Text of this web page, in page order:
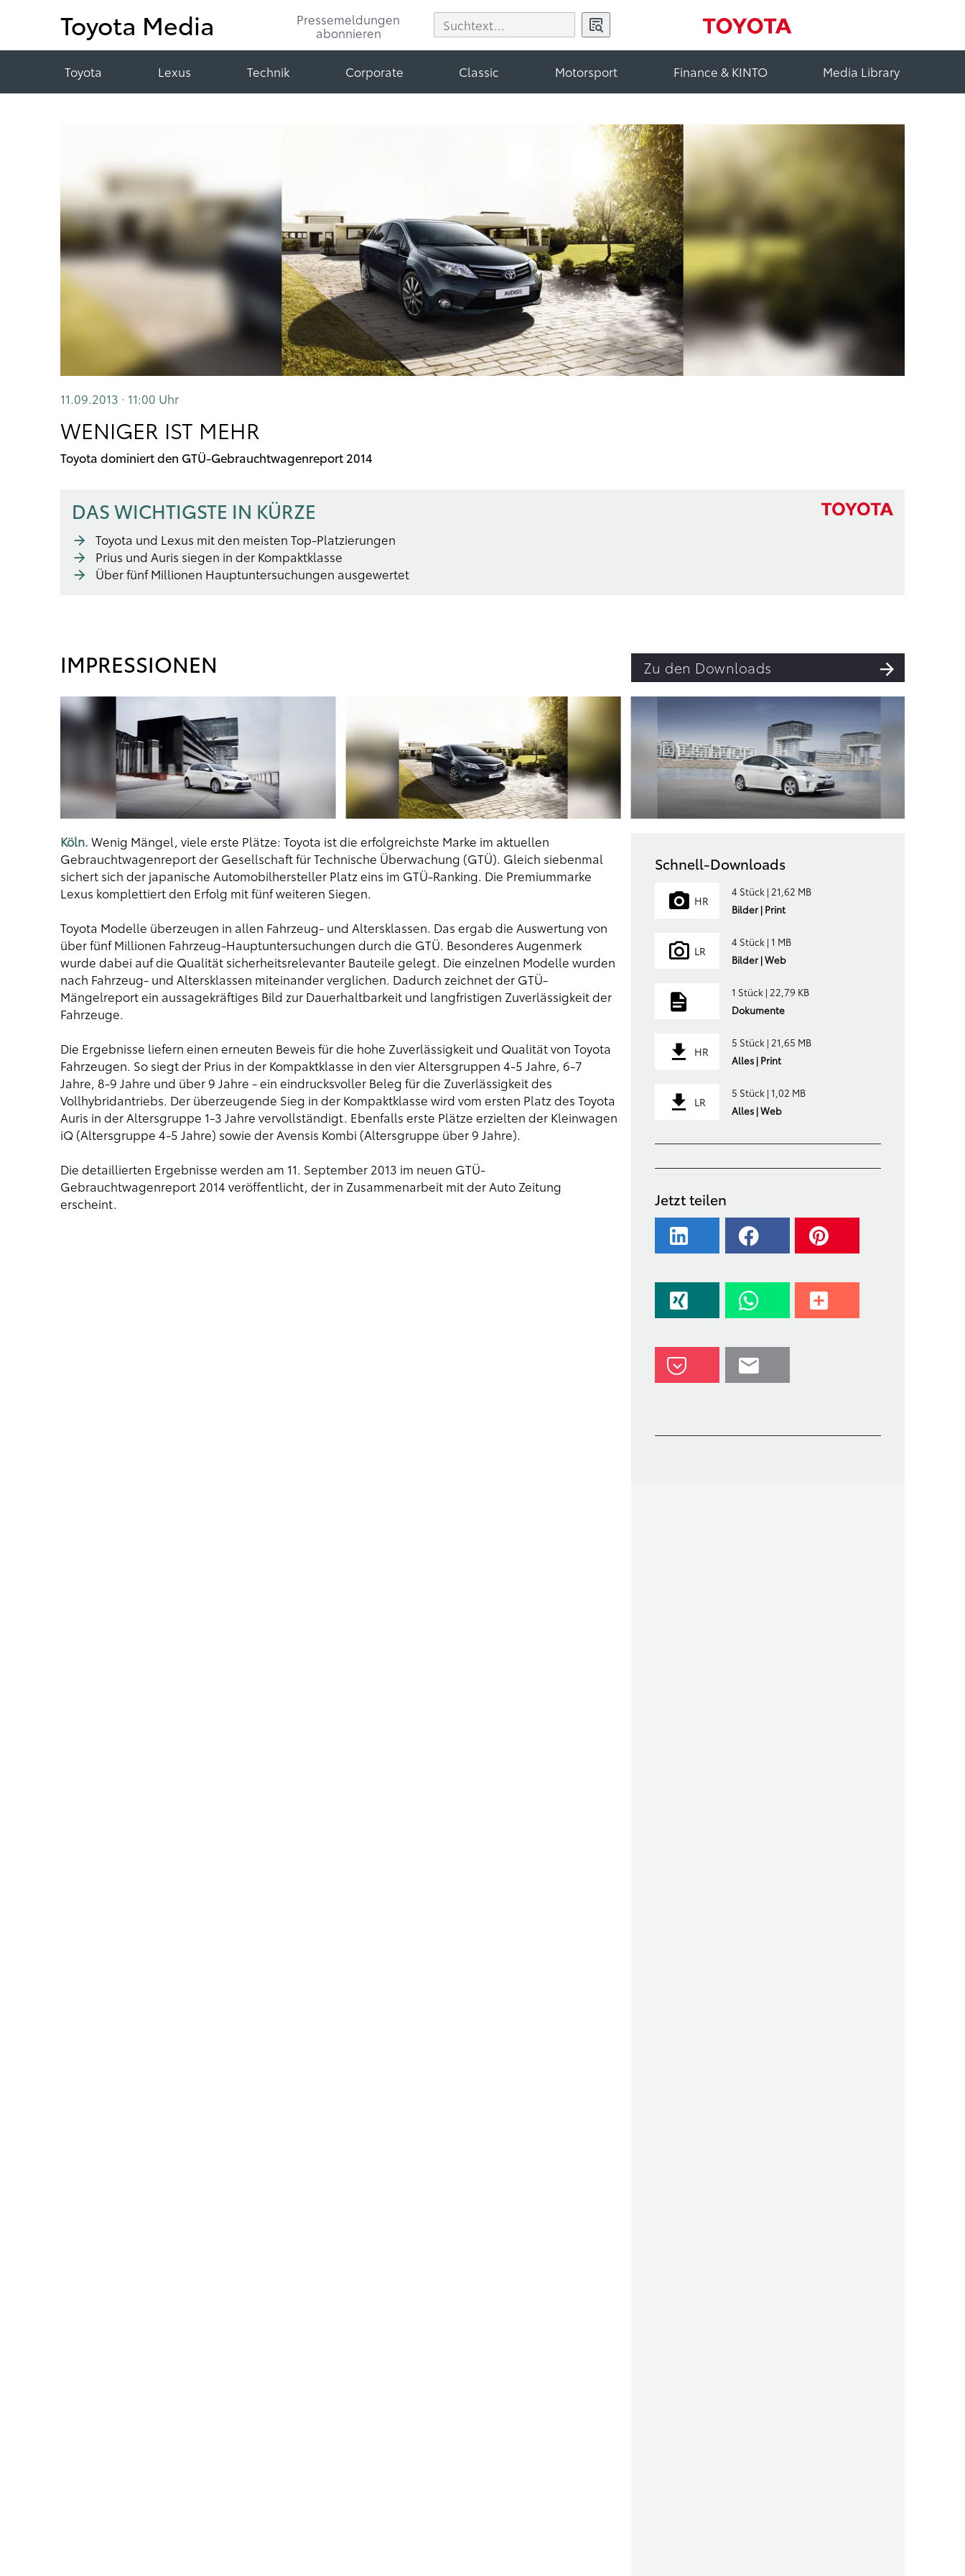
Toyota Media
Pressemeldungen
abonnieren
Toyota Lexus Technik Corporate Classic Motorsport Finance & KINTO Media Library
11.09.2013 · 11:00 Uhr
WENIGER IST MEHR
Toyota dominiert den GTÜ-Gebrauchtwagenreport 2014
DAS WICHTIGSTE IN KÜRZE
Toyota und Lexus mit den meisten Top-Platzierungen
Prius und Auris siegen in der Kompaktklasse
Über fünf Millionen Hauptuntersuchungen ausgewertet
IMPRESSIONEN Zu den Downloads
Köln. Wenig Mängel, viele erste Plätze: Toyota ist die erfolgreichste Marke im aktuellen
Gebrauchtwagenreport der Gesellschaft für Technische Überwachung (GTÜ). Gleich siebenmal
sichert sich der japanische Automobilhersteller Platz eins im GTÜ-Ranking. Die Premiummarke
Lexus komplettiert den Erfolg mit fünf weiteren Siegen.
Toyota Modelle überzeugen in allen Fahrzeug- und Altersklassen. Das ergab die Auswertung von
über fünf Millionen Fahrzeug-Hauptuntersuchungen durch die GTÜ. Besonderes Augenmerk
wurde dabei auf die Qualität sicherheitsrelevanter Bauteile gelegt. Die einzelnen Modelle wurden
nach Fahrzeug- und Altersklassen miteinander verglichen. Dadurch zeichnet der GTÜ-
Mängelreport ein aussagekräftiges Bild zur Dauerhaltbarkeit und langfristigen Zuverlässigkeit der
Fahrzeuge.
Die Ergebnisse liefern einen erneuten Beweis für die hohe Zuverlässigkeit und Qualität von Toyota
Fahrzeugen. So siegt der Prius in der Kompaktklasse in den vier Altersgruppen 4-5 Jahre, 6-7
Jahre, 8-9 Jahre und über 9 Jahre - ein eindrucksvoller Beleg für die Zuverlässigkeit des
Vollhybridantriebs. Der überzeugende Sieg in der Kompaktklasse wird vom ersten Platz des Toyota
Auris in der Altersgruppe 1-3 Jahre vervollständigt. Ebenfalls erste Plätze erzielten der Kleinwagen
iQ (Altersgruppe 4-5 Jahre) sowie der Avensis Kombi (Altersgruppe über 9 Jahre).
Die detaillierten Ergebnisse werden am 11. September 2013 im neuen GTÜ-
Gebrauchtwagenreport 2014 veröffentlicht, der in Zusammenarbeit mit der Auto Zeitung
erscheint.
Schnell-Downloads
HR
4 Stück | 21,62 MB
Bilder | Print
LR
4 Stück | 1 MB
Bilder | Web
1 Stück | 22,79 KB
Dokumente
HR
5 Stück | 21,65 MB
Alles | Print
LR
5 Stück | 1,02 MB
Alles | Web
Jetzt teilen